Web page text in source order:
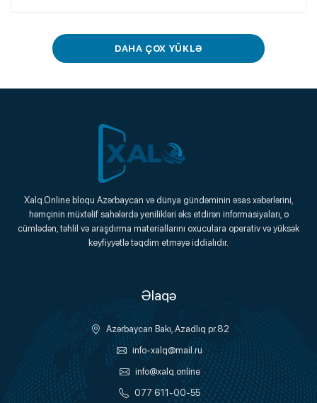
DAHA ÇOX YÜKLƏ
Xalq.Online
Onlayn Platforma
Xalq.Online bloqu Azərbaycan və dünya gündəminin əsas xəbərlərini,
həmçinin müxtəlif sahələrdə yenilikləri əks etdirən informasiyaları, o
cümlədən, təhlil və araşdırma materiallarını oxuculara operativ və yüksək
keyfiyyətlə təqdim etməyə iddialıdır.
Əlaqə
Azərbaycan Bakı, Azadlıq pr.82
info-xalq@mail.ru
info@xalq.online
077 611-00-55